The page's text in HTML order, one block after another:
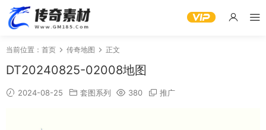
当前位置： 首页 传奇地图 正文
DT20240825-02008地图
2024-08-25 套图系列 380 推广